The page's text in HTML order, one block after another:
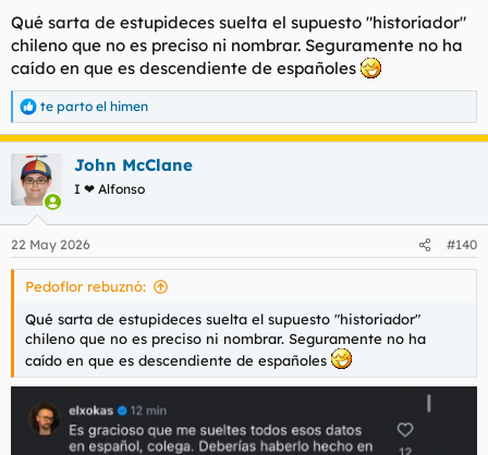
Qué sarta de estupideces suelta el supuesto "historiador"
chileno que no es preciso ni nombrar. Seguramente no ha
caído en que es descendiente de españoles
R
e
a
c
c
e
s
te parto el himen
John McClane
I ❤ Alfonso
22 May 2026 #140
Pedoflor rebuznó:
Qué sarta de estupideces suelta el supuesto "historiador"
chileno que no es preciso ni nombrar. Seguramente no ha
caído en que es descendiente de españoles